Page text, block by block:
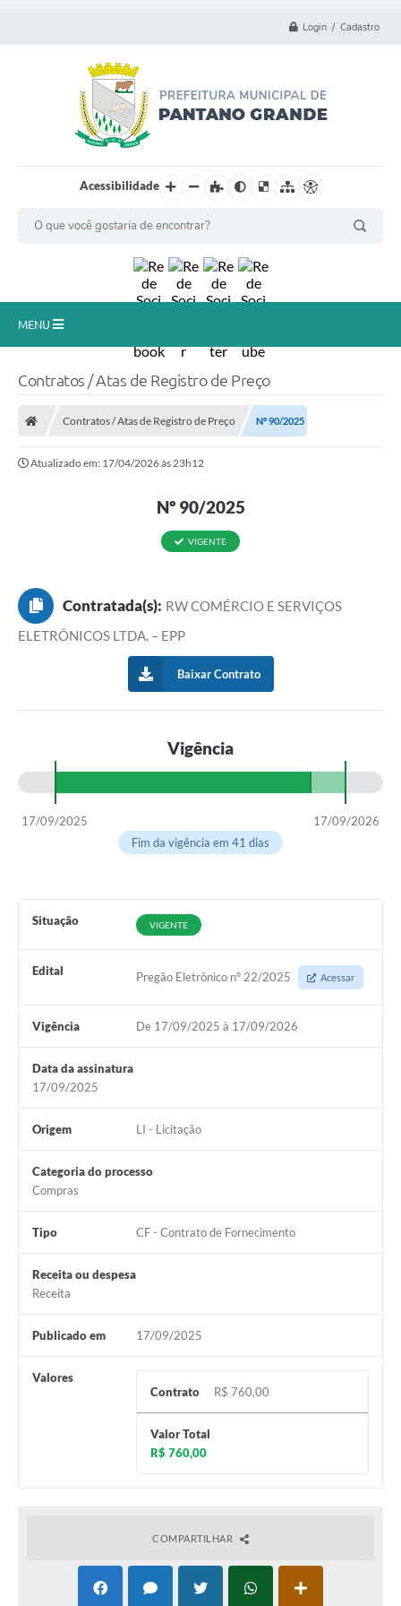
Login / Cadastro
Acessibilidade
MENU
Publicações / Transparência
Contato
Audiências Públicas
Arquivos para Download
Contas Públicas
Links
Telefones Úteis
Diário Oficial
Contratos / Atas de Registro de Preço
Contratos / Atas de Registro de Preço Nº 90/2025
Atualizado em: 17/04/2026 às 23h12
Nº 90/2025
VIGENTE
Contratada(s): RW COMÉRCIO E SERVIÇOS
ELETRÔNICOS LTDA. – EPP
Baixar Contrato
Vigência
17/09/2025
17/09/2026
Fim da vigência em 41 dias
Situação VIGENTE
Edital Pregão Eletrônico n° 22/2025 Acessar
Vigência De 17/09/2025 à 17/09/2026
Data da assinatura
17/09/2025
Origem LI - Licitação
Categoria do processo
Compras
Tipo CF - Contrato de Fornecimento
Receita ou despesa
Receita
Publicado em 17/09/2025
Valores
Contrato
R$ 760,00
Valor Total
R$ 760,00
COMPARTILHAR